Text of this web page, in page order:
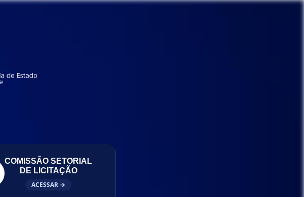
COMISSÃO SETORIAL
DE LICITAÇÃO
ACESSAR →